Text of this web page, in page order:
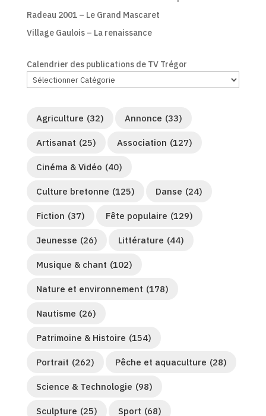
Radeau 2001 – Le Grand Mascaret
Village Gaulois – La renaissance
Calendrier des publications de TV Trégor
Agriculture (32) Annonce (33)
Artisanat (25) Association (127)
Cinéma & Vidéo (40)
Culture bretonne (125) Danse (24)
Fiction (37) Fête populaire (129)
Jeunesse (26) Littérature (44)
Musique & chant (102)
Nature et environnement (178)
Nautisme (26)
Patrimoine & Histoire (154)
Portrait (262) Pêche et aquaculture (28)
Science & Technologie (98)
Sculpture (25) Sport (68)